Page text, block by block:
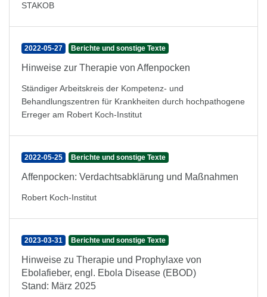
STAKOB
2022-05-27 Berichte und sonstige Texte
Hinweise zur Therapie von Affenpocken
Ständiger Arbeitskreis der Kompetenz- und
Behandlungszentren für Krankheiten durch hochpathogene
Erreger am Robert Koch-Institut
2022-05-25 Berichte und sonstige Texte
Affenpocken: Verdachtsabklärung und Maßnahmen
Robert Koch-Institut
2023-03-31 Berichte und sonstige Texte
Hinweise zu Therapie und Prophylaxe von
Ebolafieber, engl. Ebola Disease (EBOD)
Stand: März 2025